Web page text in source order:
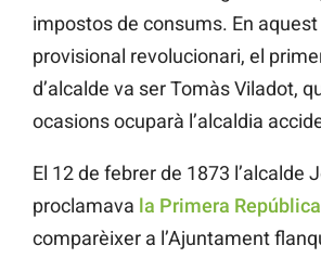
impostos de consums. En
provisional revolucionari, el
d’alcalde va ser Tomàs Viladot,
ocasions ocuparà l’alcaldia
El 12 de febrer de 1873 l’alcalde
proclamava la Primera República
comparèixer a l’Ajuntament